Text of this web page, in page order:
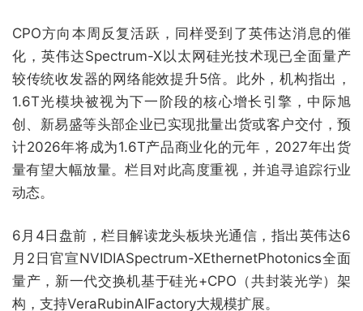
CPO方向本周反复活跃，同样受到了英伟达消息的催
化，英伟达Spectrum-X以太网硅光技术现已全面量产
较传统收发器的网络能效提升5倍。此外，机构指出，
1.6T光模块被视为下一阶段的核心增长引擎，中际旭
创、新易盛等头部企业已实现批量出货或客户交付，预
计2026年将成为1.6T产品商业化的元年，2027年出货
量有望大幅放量。栏目对此高度重视，并追寻追踪行业
动态。
6月4日盘前，栏目解读龙头板块光通信，指出英伟达6
月2日官宣NVIDIASpectrum-XEthernetPhotonics全面
量产，新一代交换机基于硅光+CPO（共封装光学）架
构，支持VeraRubinAIFactory大规模扩展。